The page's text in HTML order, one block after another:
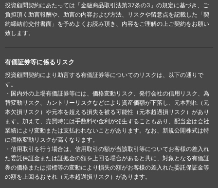
投資顧問契約にあたっては「金融商品取引法第37条の3」の規定に基づき、ご
負担頂く助言報酬や、助言の内容および方法、リスクや留意点を記載した「契
約締結前交付書面」を予めよくお読み頂き、内容をご理解の上ご契約をお願い
致します。
有価証券等に係るリスク
投資顧問契約により助言する有価証券等についてのリスクは、以下の通りで
す。
・国内外の上場有価証券等には、価格変動リスク、発行会社の信用リスク、為
替変動リスク、カントリーリスクなどにより資産価額が下落し、元本割れ（元
本欠損リスク）や元本を超える損失を被る可能性（元本超過損リスク）があり
ます。加えて、売買時には手数料や金利が発生することもあり、配当金は会社
業績により変動または支払われないことがあります。なお、新規公開株式は特
に価格変動リスクが高くなります。
・信用取引を行う場合は、信用取引の額が当該取引等についてお客様の差入れ
た委託保証金または証拠金の額を上回る場合があると共に、対象となる有価証
券の価格または指標等の変動により損失の額がお客様の差入れた委託保証金等
の額を上回るおそれ（元本超過損リスク）があります。